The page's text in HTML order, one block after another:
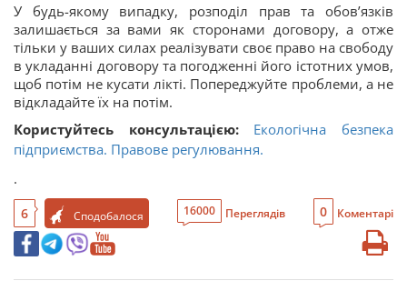
У будь-якому випадку, розподіл прав та обов’язків
залишається за вами як сторонами договору, а отже
тільки у ваших силах реалізувати своє право на свободу
в укладанні договору та погодженні його істотних умов,
щоб потім не кусати лікті. Попереджуйте проблеми, а не
відкладайте їх на потім.
Користуйтесь консультацією: Екологічна безпека
підприємства. Правове регулювання.
.
6 Сподобалося 16000 Переглядів 0 Коментарі